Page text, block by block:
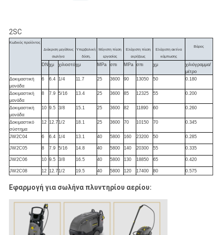
2SC
Κωδικός προϊόντος
Διάκριση μεγέθους
σωλήνα
Υπερβολική
δόση.
Μέγιστη πίεση
εργασίας
Ελάχιστη πίεση
εκρήξεως
Ελάχιστη ακτίνα
κάμπωσης
Βάρος
DN χμ χιλιοστόχμ MPa σπι MPa σπι χμ
χιλιόγραμμα/
μέτρο
Δοκιμαστική
μονάδα
6 6.4 1/4 11.7 25 3600 90 13050 50 0.180
Δοκιμαστική
μονάδα
8 7.9 5/16 13.4 25 3600 85 12325 55 0.200
Δοκιμαστική
μονάδα
10 9.5 3/8 15.1 25 3600 82 11890 60 0.260
Δοκιμαστικό
σύστημα
12 12.71/2 18.1 25 3600 70 10150 70 0.345
JW2C04 6 6.4 1/4 13.1 40 5800 160 23200 50 0.285
JW2C05 8 7.9 5/16 14.8 40 5800 140 20300 55 0.335
JW2C06 10 9.5 3/8 16.5 40 5800 130 18850 65 0.420
JW2C08 12 12.71/2 19.5 40 5800 120 17400 80 0.575
Εφαρμογή για σωλήνα πλυντηρίου αερίου: